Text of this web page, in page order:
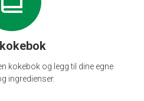
kokebok og legg til dine egne
ingredienser.